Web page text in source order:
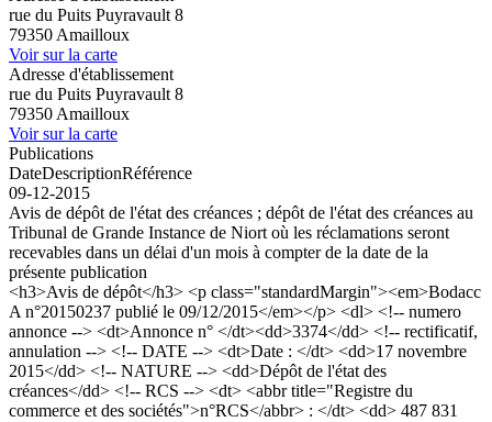
rue du Puits Puyravault 8
79350 Amailloux
Voir sur la carte
Adresse d'établissement
rue du Puits Puyravault 8
79350 Amailloux
Voir sur la carte
Publications
DateDescriptionRéférence
09-12-2015
Avis de dépôt de l'état des créances ; dépôt de l'état des créances au
Tribunal de Grande Instance de Niort où les réclamations seront
recevables dans un délai d'un mois à compter de la date de la
présente publication
<h3>Avis de dépôt</h3> <p class="standardMargin"><em>Bodacc
A n°20150237 publié le 09/12/2015</em></p> <dl> <!-- numero
annonce --> <dt>Annonce n° </dt><dd>3374</dd> <!-- rectificatif,
annulation --> <!-- DATE --> <dt>Date : </dt> <dd>17 novembre
2015</dd> <!-- NATURE --> <dd>Dépôt de l'état des
créances</dd> <!-- RCS --> <dt> <abbr title="Registre du
commerce et des sociétés">n°RCS</abbr> : </dt> <dd> 487 831